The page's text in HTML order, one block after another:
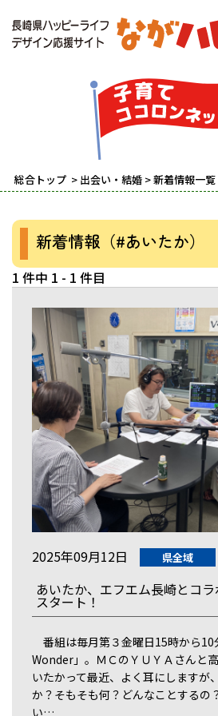
総合トップ > 出会い・結婚 > 新着情報一覧
新着情報（#あいたか）
1 件中 1 - 1 件目
2025年09月12日 県全域
あいたか、エフエム長崎とコ
スタート！
番組は毎月第３金曜日15時から10
Wonder」。ＭＣのＹＵＹＡさんと
いたかって最近、よく耳にしますが
か？そもそも何？どんなことするの
い…